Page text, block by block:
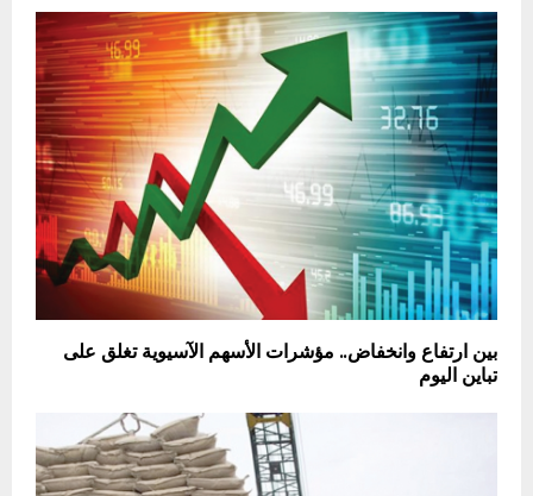
بين ارتفاع وانخفاض.. مؤشرات الأسهم الآسيوية تغلق على
تباين اليوم